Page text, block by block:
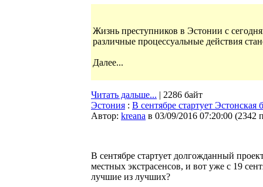
Жизнь преступников в Эстонии с
различные процессуальные действия
Далее...
Читать дальше... | 2286 байт
Эстония : В cентябре стартует Эстонская
Автор: kreana в 03/09/2016 07:20:00 (2342
В сентябре стартует долгожданный
местных экстрасенсов, и вот уже с 19
лучшие из лучших?